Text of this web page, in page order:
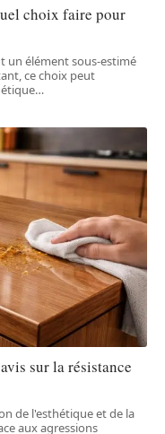
choix faire pour
un élément sous-estimé
ce choix peut
…
sur la résistance
de l'esthétique et de la
aux agressions